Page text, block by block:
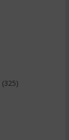
(325)